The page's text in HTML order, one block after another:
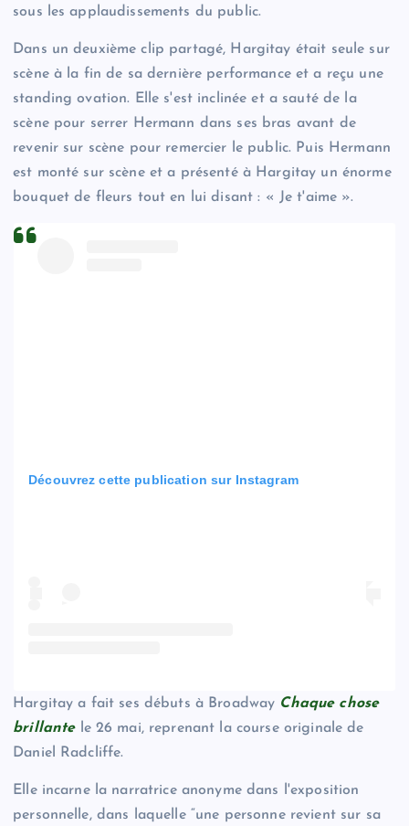
sous les applaudissements du public.
Dans un deuxième clip partagé, Hargitay était seule sur
scène à la fin de sa dernière performance et a reçu une
standing ovation. Elle s'est inclinée et a sauté de la
scène pour serrer Hermann dans ses bras avant de
revenir sur scène pour remercier le public. Puis Hermann
est monté sur scène et a présenté à Hargitay un énorme
bouquet de fleurs tout en lui disant : « Je t'aime ».
Découvrez cette publication sur Instagram
Hargitay a fait ses débuts à Broadway Chaque chose
brillantele 26 mai, reprenant la course originale de
Daniel Radcliffe.
Elle incarne la narratrice anonyme dans l'exposition
personnelle, dans laquelle “une personne revient sur sa